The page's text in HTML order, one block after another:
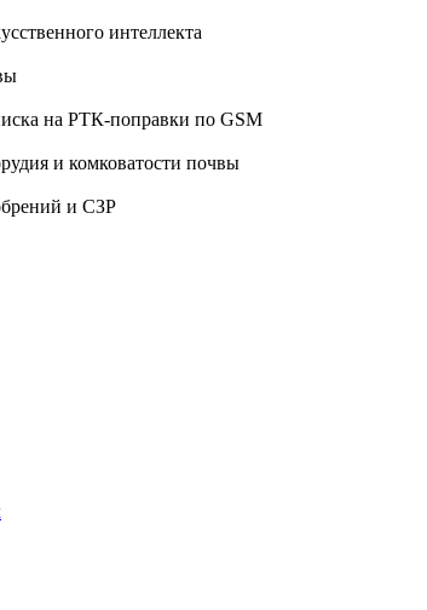
интеллекта
на РТК-поправки по GSM
и комковатости почвы
и СЗР